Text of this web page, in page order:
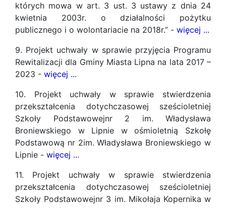
których mowa w art. 3 ust. 3 ustawy z dnia 24
kwietnia 2003r. o działalności pożytku
publicznego i o wolontariacie na 2018r.” - więcej ...
9. Projekt uchwały w sprawie przyjęcia Programu
Rewitalizacji dla Gminy Miasta Lipna na lata 2017 –
2023 - więcej ...
10. Projekt uchwały w sprawie stwierdzenia
przekształcenia dotychczasowej sześcioletniej
Szkoły Podstawowejnr 2 im. Władysława
Broniewskiego w Lipnie w ośmioletnią Szkołę
Podstawową nr 2im. Władysława Broniewskiego w
Lipnie - więcej ...
11. Projekt uchwały w sprawie stwierdzenia
przekształcenia dotychczasowej sześcioletniej
Szkoły Podstawowejnr 3 im. Mikołaja Kopernika w